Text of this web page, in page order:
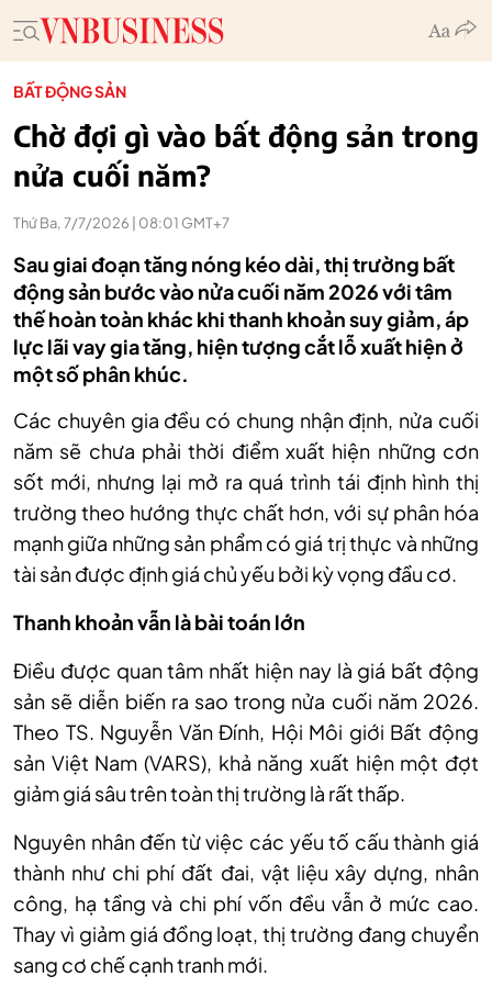
BẤT ĐỘNG SẢN
Chờ đợi gì vào bất động sản trong
nửa cuối năm?
Thứ Ba, 7/7/2026 | 08:01 GMT+7
Sau giai đoạn tăng nóng kéo dài, thị trường bất
động sản bước vào nửa cuối năm 2026 với tâm
thế hoàn toàn khác khi thanh khoản suy giảm, áp
lực lãi vay gia tăng, hiện tượng cắt lỗ xuất hiện ở
một số phân khúc.
Các chuyên gia đều có chung nhận định, nửa cuối
năm sẽ chưa phải thời điểm xuất hiện những cơn
sốt mới, nhưng lại mở ra quá trình tái định hình thị
trường theo hướng thực chất hơn, với sự phân hóa
mạnh giữa những sản phẩm có giá trị thực và những
tài sản được định giá chủ yếu bởi kỳ vọng đầu cơ.
Thanh khoản vẫn là bài toán lớn
Điều được quan tâm nhất hiện nay là giá bất động
sản sẽ diễn biến ra sao trong nửa cuối năm 2026.
Theo TS. Nguyễn Văn Đính, Hội Môi giới Bất động
sản Việt Nam (VARS), khả năng xuất hiện một đợt
giảm giá sâu trên toàn thị trường là rất thấp.
Nguyên nhân đến từ việc các yếu tố cấu thành giá
thành như chi phí đất đai, vật liệu xây dựng, nhân
công, hạ tầng và chi phí vốn đều vẫn ở mức cao.
Thay vì giảm giá đồng loạt, thị trường đang chuyển
sang cơ chế cạnh tranh mới.